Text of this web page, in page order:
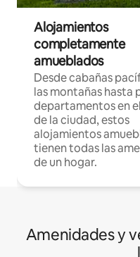
Alojamientos
completamente
amueblados
Desde cabañas
las montañas hasta
departamentos en
de la ciudad, estos
alojamientos
tienen todas las
de un hogar.
Amenidades y